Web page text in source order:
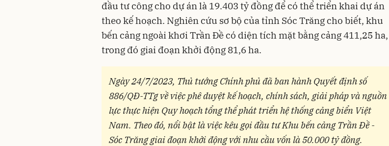
đầu tư công cho dự án là 19.403 tỷ đồng để có thể triển khai dự án
theo kế hoạch. Nghiên cứu sơ bộ của tỉnh Sóc Trăng cho biết, khu
bến cảng ngoài khơi Trần Đề có diện tích mặt bằng cảng 411,25 ha,
trong đó giai đoạn khởi động 81,6 ha.
Ngày 24/7/2023, Thủ tướng Chính phủ đã ban hành Quyết định số
886/QĐ-TTg về việc phê duyệt kế hoạch, chính sách, giải pháp và nguồn
lực thực hiện Quy hoạch tổng thể phát triển hệ thống cảng biển Việt
Nam. Theo đó, nổi bật là việc kêu gọi đầu tư Khu bến cảng Trần Đề -
Sóc Trăng giai đoạn khởi động với nhu cầu vốn là 50.000 tỷ đồng.